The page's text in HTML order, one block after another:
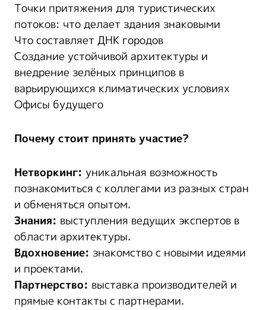
Точки притяжения для туристических
потоков: что делает здания знаковыми
Что составляет ДНК городов
Создание устойчивой архитектуры и
внедрение зелёных принципов в
варьирующихся климатических условиях
Офисы будущего
Почему стоит принять участие?
Нетворкинг: уникальная возможность
познакомиться с коллегами из разных стран
и обменяться опытом.
Знания: выступления ведущих экспертов в
области архитектуры.
Вдохновение: знакомство с новыми идеями
и проектами.
Партнерство: выставка производителей и
прямые контакты с партнерами.